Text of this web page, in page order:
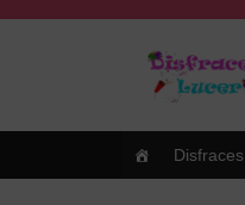
Disfraces